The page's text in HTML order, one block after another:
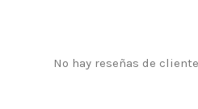
No hay reseñas de